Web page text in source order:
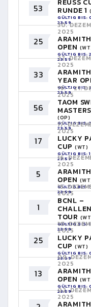
53 REUSS
RUNDE 1
GÜLTIG BIS:
23:59
25
30.
2025
OPEN
GÜLTIG BIS:
23:59
33
27.
2025
YEAR
GÜLTIG BIS:
23:59
56
19. - 21.
2025
TAOM
(OP)
GÜLTIG BIS:
23:59
17
17.
2025
LUCKY
CUP (WT)
GÜLTIG BIS:
23:59
5
16.
2025
OPEN
GÜLTIG BIS:
23:59
1
15.
2025
BCNL –
TOUR
GÜLTIG BIS:
23:59
25
10.
2025
LUCKY
CUP (WT)
GÜLTIG BIS:
23:59
13
09.
2025
OPEN
GÜLTIG BIS:
23:59
02.
2025